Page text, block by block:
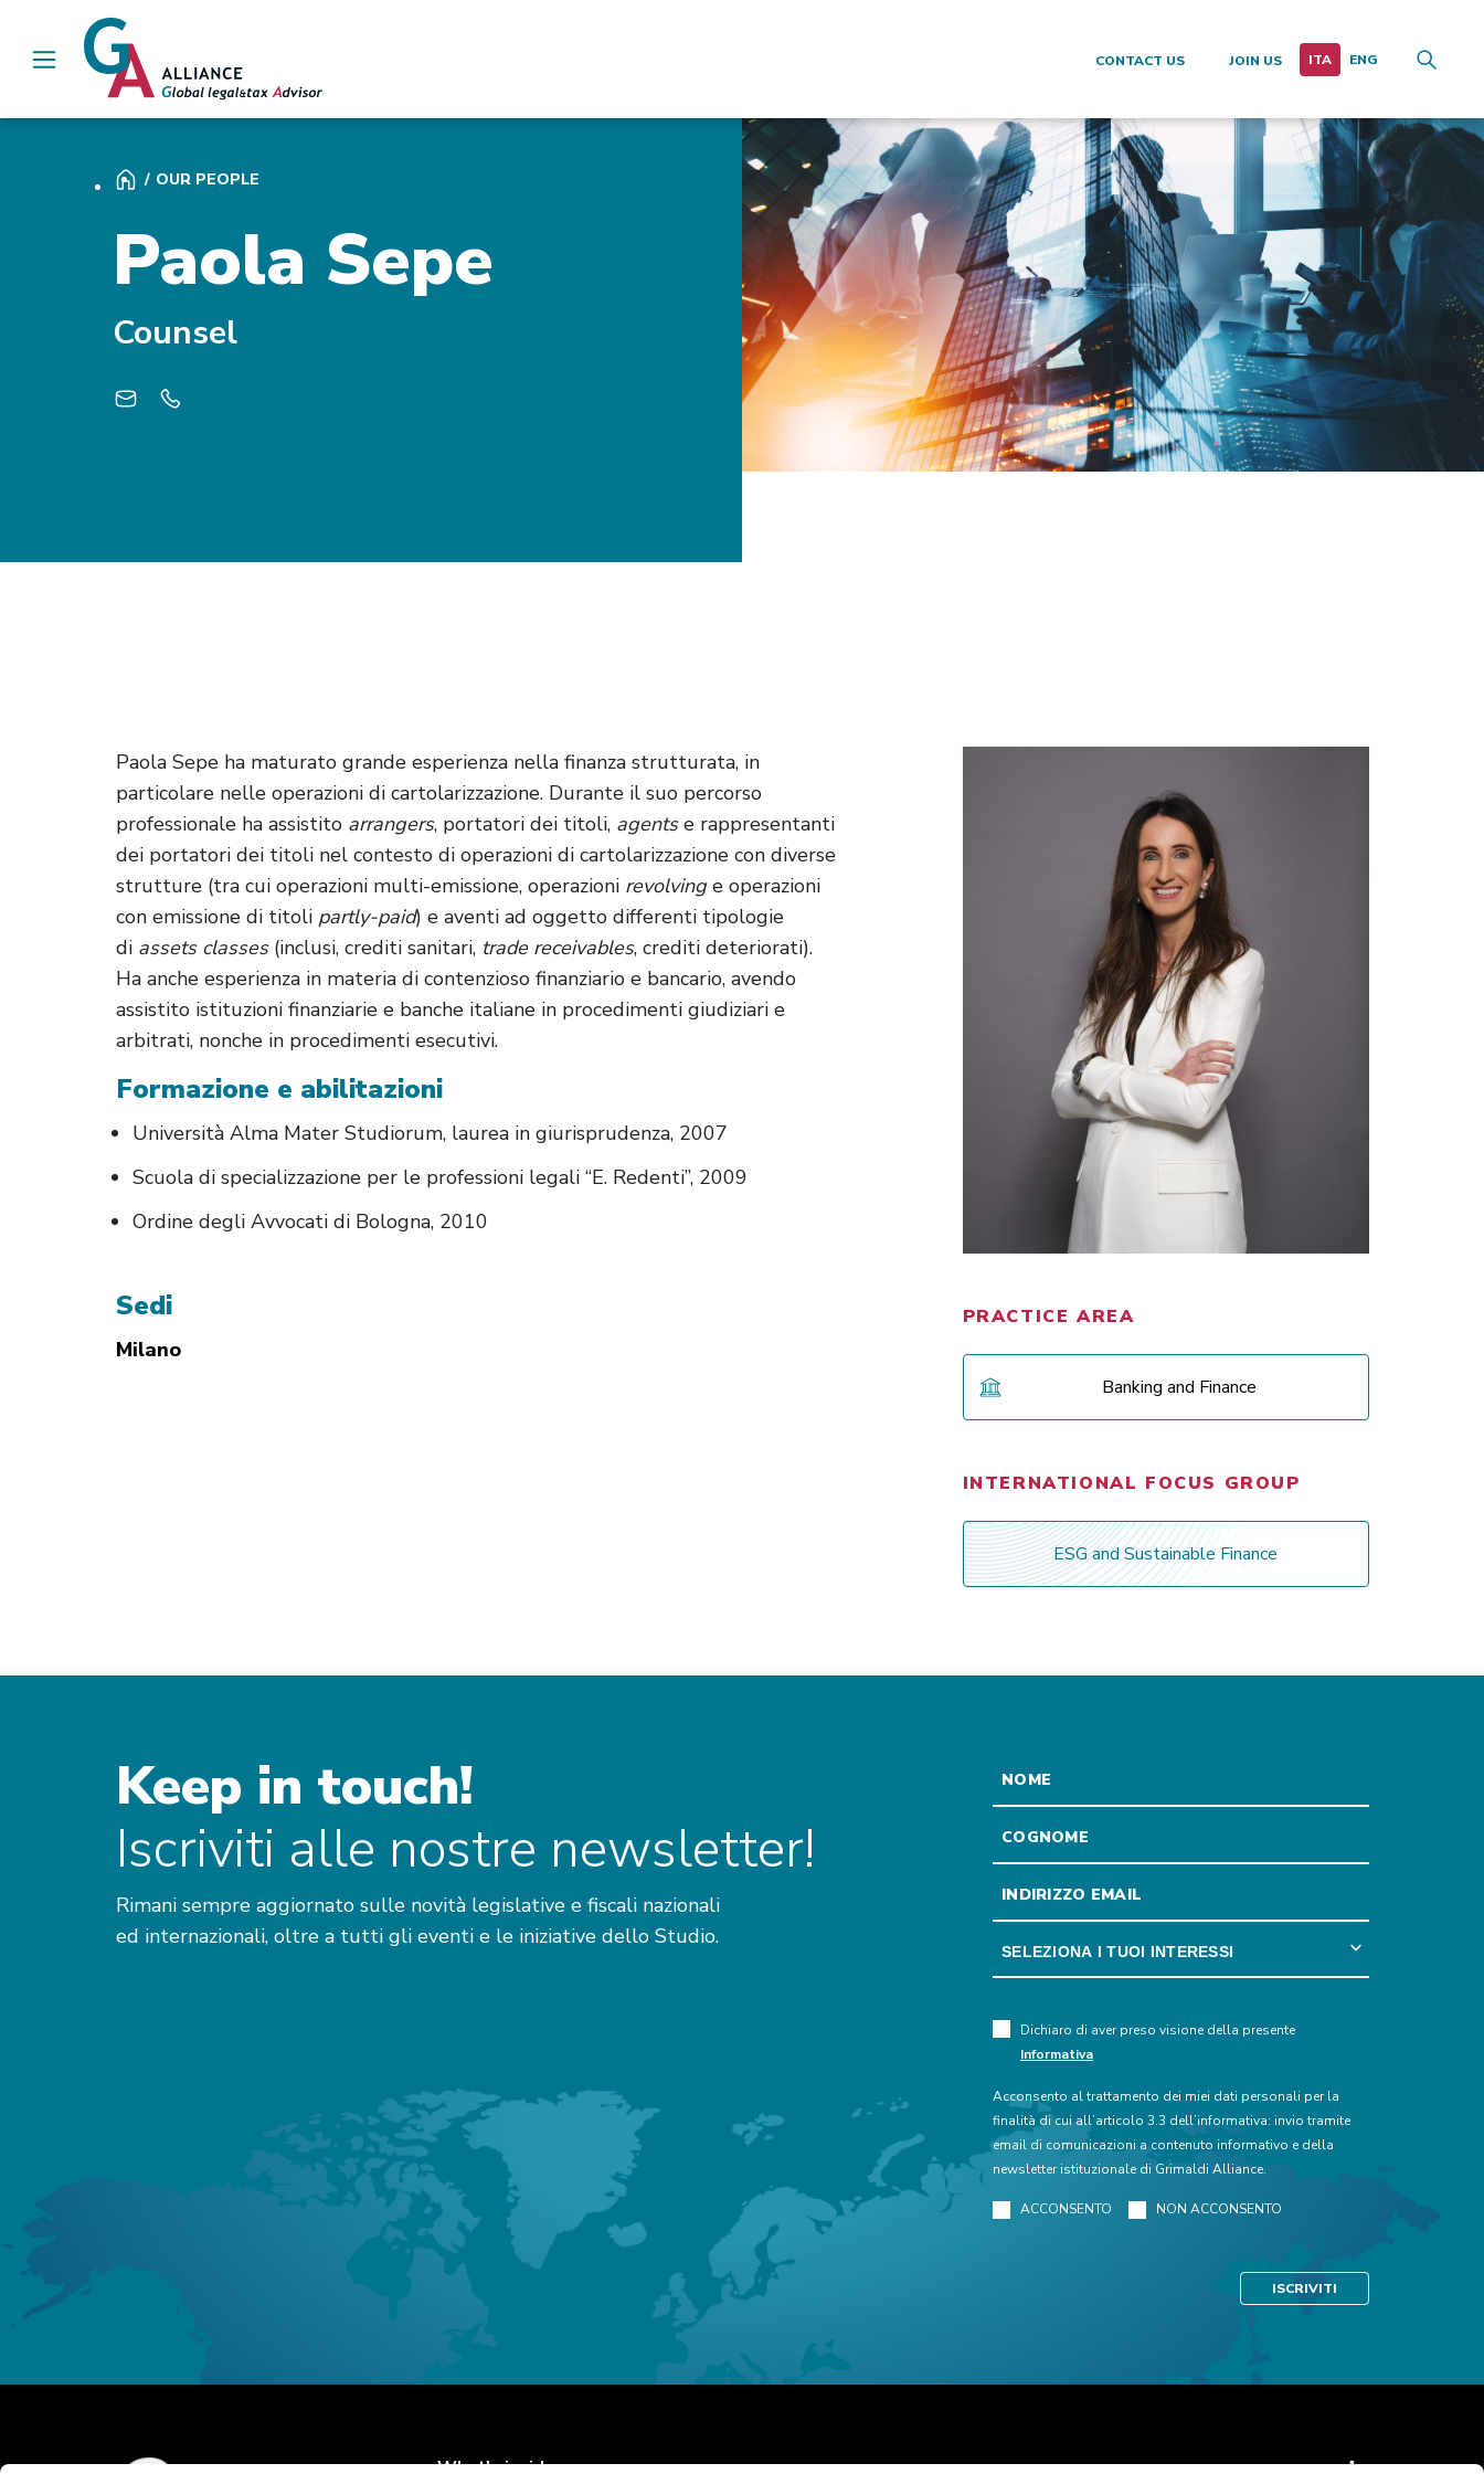
Main Navigation CONTACT US JOIN US
OUR PEOPLE
Paola Sepe
Counsel
Paola Sepe ha maturato grande esperienza nella finanza strutturata, in
particolare nelle operazioni di cartolarizzazione. Durante il suo percorso
professionale ha assistito arrangers, portatori dei titoli, agentse rappresentanti
dei portatori dei titoli nel contesto di operazioni di cartolarizzazione con diverse
strutture (tra cui operazioni multi-emissione, operazionirevolvinge operazioni
con emissione di titolipartly-paid) e aventi ad oggetto differenti tipologie
di assets classes (inclusi, crediti sanitari, trade receivables, crediti deteriorati).
Ha anche esperienza in materia di contenzioso finanziario e bancario, avendo
assistito istituzioni finanziarie e banche italiane in procedimenti giudiziari e
arbitrati, nonche in procedimenti esecutivi.
Formazione e abilitazioni
Università Alma Mater Studiorum, laurea in giurisprudenza, 2007
Scuola di specializzazione per le professioni legali “E. Redenti”, 2009
Ordine degli Avvocati di Bologna, 2010
Sedi
Milano
PRACTICE AREA
Banking and Finance
INTERNATIONAL FOCUS GROUP
ESG and Sustainable Finance
Keep in touch!
Iscriviti alle nostre newsletter!
Rimani sempre aggiornato sulle novità legislative e fiscali nazionali
ed internazionali, oltre a tutti gli eventi e le iniziative dello Studio.
Dichiaro di aver preso visione della presente
Informativa
Acconsento al trattamento dei miei dati personali per la
finalità di cui all’articolo 3.3 dell’informativa: invio tramite
email di comunicazioni a contenuto informativo e della
newsletter istituzionale di Grimaldi Alliance.
ACCONSENTO NON ACCONSENTO
What's inside